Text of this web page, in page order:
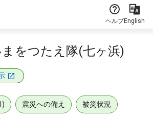
ヘルプEnglish
まをつたえ隊(七ヶ浜)
震災への備え 被災状況